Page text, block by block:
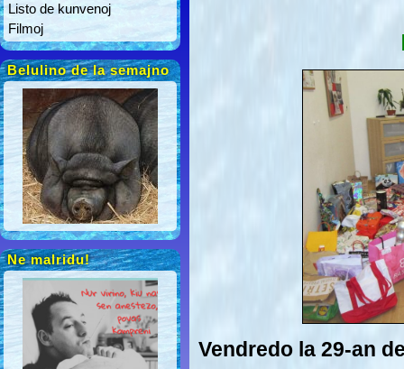
Listo de kunvenoj
Filmoj
Belulino de la semajno
Ne malridu!
Vendredo la 29-an